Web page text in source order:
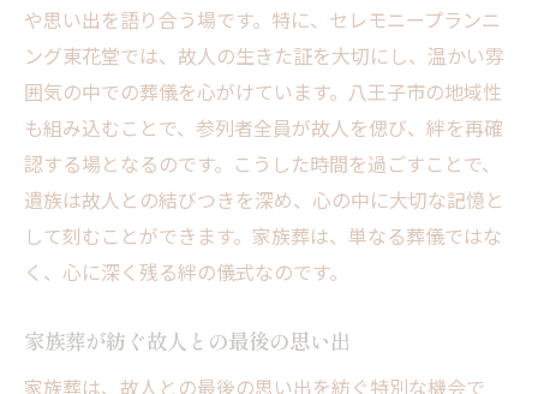
や思い出を語り合う場です。特に、セレモニープランニ
ング東花堂では、故人の生きた証を大切にし、温かい雰
囲気の中での葬儀を心がけています。八王子市の地域性
も組み込むことで、参列者全員が故人を偲び、絆を再確
認する場となるのです。こうした時間を過ごすことで、
遺族は故人との結びつきを深め、心の中に大切な記憶と
して刻むことができます。家族葬は、単なる葬儀ではな
く、心に深く残る絆の儀式なのです。
家族葬が紡ぐ故人との最後の思い出
家族葬は、故人との最後の思い出を紡ぐ特別な機会で